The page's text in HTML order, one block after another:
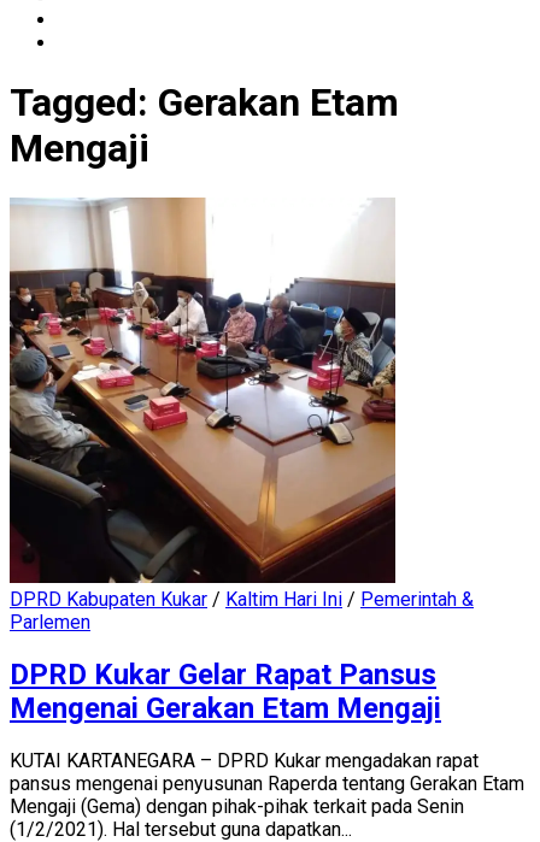
Tagged: Gerakan Etam
Mengaji
DPRD Kabupaten Kukar / Kaltim Hari Ini / Pemerintah &
Parlemen
DPRD Kukar Gelar Rapat Pansus
Mengenai Gerakan Etam Mengaji
KUTAI KARTANEGARA – DPRD Kukar mengadakan rapat
pansus mengenai penyusunan Raperda tentang Gerakan Etam
Mengaji (Gema) dengan pihak-pihak terkait pada Senin
(1/2/2021). Hal tersebut guna dapatkan...